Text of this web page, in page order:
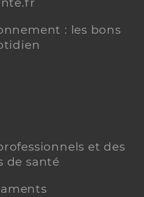
: les bons
et des
de santé